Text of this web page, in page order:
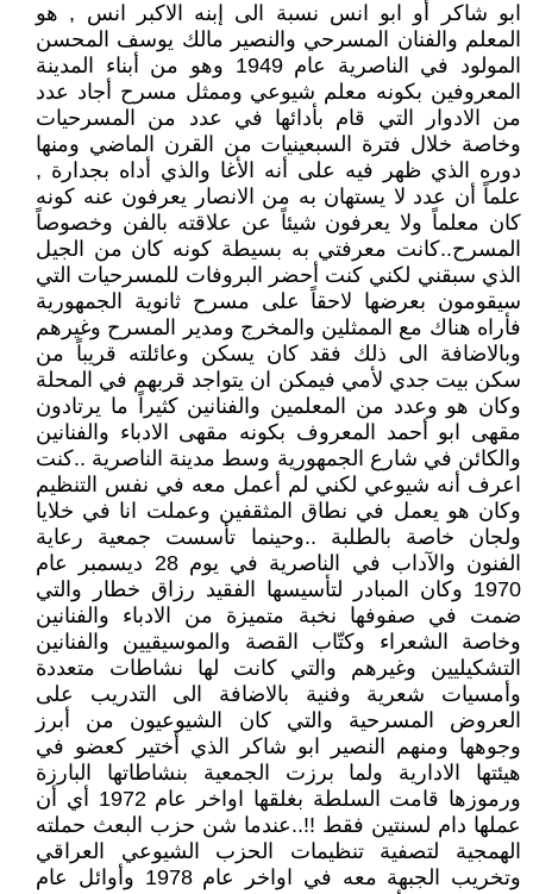
ابو شاكر أو ابو انس نسبة الى إبنه الاكبر انس , هو
المعلم والفنان المسرحي والنصير مالك يوسف المحسن
المولود في الناصرية عام 1949 وهو من أبناء المدينة
المعروفين بكونه معلم شيوعي وممثل مسرح أجاد عدد
من الادوار التي قام بأدائها في عدد من المسرحيات
وخاصة خلال فترة السبعينيات من القرن الماضي ومنها
دوره الذي ظهر فيه على أنه الأغا والذي أداه بجدارة ,
علماً أن عدد لا يستهان به من الانصار يعرفون عنه كونه
كان معلماً ولا يعرفون شيئاً عن علاقته بالفن وخصوصاً
المسرح..كانت معرفتي به بسيطة كونه كان من الجيل
الذي سبقني لكني كنت أحضر البروفات للمسرحيات التي
سيقومون بعرضها لاحقاً على مسرح ثانوية الجمهورية
فأراه هناك مع الممثلين والمخرج ومدير المسرح وغيرهم
وبالاضافة الى ذلك فقد كان يسكن وعائلته قريباً من
سكن بيت جدي لأمي فيمكن ان يتواجد قربهم في المحلة
وكان هو وعدد من المعلمين والفنانين كثيراً ما يرتادون
مقهى ابو أحمد المعروف بكونه مقهى الادباء والفنانين
والكائن في شارع الجمهورية وسط مدينة الناصرية ..كنت
اعرف أنه شيوعي لكني لم أعمل معه في نفس التنظيم
وكان هو يعمل في نطاق المثقفين وعملت انا في خلايا
ولجان خاصة بالطلبة ..وحينما تأسست جمعية رعاية
الفنون والآداب في الناصرية في يوم 28 ديسمبر عام
1970 وكان المبادر لتأسيسها الفقيد رزاق خطار والتي
ضمت في صفوفها نخبة متميزة من الادباء والفنانين
وخاصة الشعراء وكتّاب القصة والموسيقيين والفنانين
التشكيليين وغيرهم والتي كانت لها نشاطات متعددة
وأمسيات شعرية وفنية بالاضافة الى التدريب على
العروض المسرحية والتي كان الشيوعيون من أبرز
وجوهها ومنهم النصير ابو شاكر الذي أختير كعضو في
هيئتها الادارية ولما برزت الجمعية بنشاطاتها البارزة
ورموزها قامت السلطة بغلقها اواخر عام 1972 أي أن
عملها دام لسنتين فقط !!..عندما شن حزب البعث حملته
الهمجية لتصفية تنظيمات الحزب الشيوعي العراقي
وتخريب الجبهة معه في اواخر عام 1978 وأوائل عام